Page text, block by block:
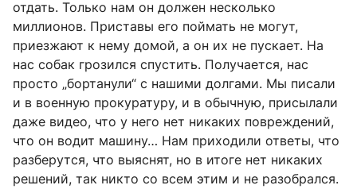
отдать. Только нам он должен несколько
миллионов. Приставы его поймать не могут,
приезжают к нему домой, а он их не пускает. На
нас собак грозился спустить. Получается, нас
просто „бортанули“ с нашими долгами. Мы писали
и в военную прокуратуру, и в обычную, присылали
даже видео, что у него нет никаких повреждений,
что он водит машину… Нам приходили ответы, что
разберутся, что выяснят, но в итоге нет никаких
решений, так никто со всем этим и не разобрался.